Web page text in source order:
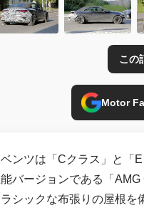
この
Motor
ンツは「Cクラス」と「
バージョンである「
シックな布張りの屋根を